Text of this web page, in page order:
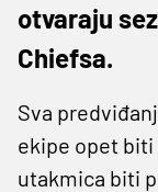
otvaraju
Chiefsa.
Sva
ekipe opet biti
utakmica biti